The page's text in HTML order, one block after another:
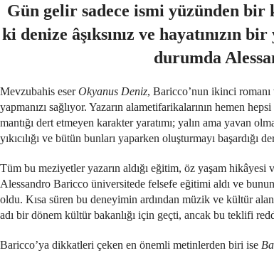
Gün gelir sadece ismi yüzünden bir
ki denize âşıksınız ve hayatınızın
durumda
Mevzubahis eserOkyanus Deniz, Baricco’nun ikinci
yapmanızı sağlıyor. Yazarın alametifarikalarının hemen hepsi
mantığı dert etmeyen karakter yaratımı; yalın ama yavan
yıkıcılığı ve bütün bunları yaparken oluşturmayı başardığı
Tüm bu meziyetler yazarın aldığı eğitim, öz yaşam
Alessandro Baricco üniversitede felsefe eğitimi aldı ve
oldu. Kısa süren bu deneyimin ardından müzik ve kültür
adı bir dönem kültür bakanlığı için geçti, ancak bu teklifi
Baricco’ya dikkatleri çeken en önemli metinlerden biri ise